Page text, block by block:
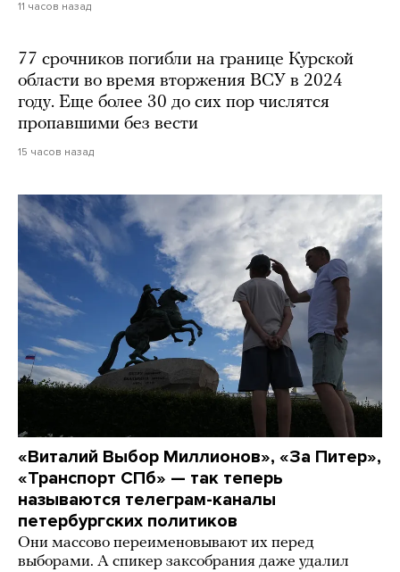
11 часов назад
77 срочников погибли на границе Курской
области во время вторжения ВСУ в 2024
году. Еще более 30 до сих пор числятся
пропавшими без вести
15 часов назад
«Виталий Выбор Миллионов», «За Питер»,
«Транспорт СПб» — так теперь
называются телеграм-каналы
петербургских политиков
Они массово переименовывают их перед
выборами. А спикер заксобрания даже удалил